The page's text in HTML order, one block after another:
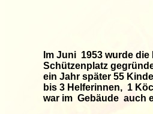
Im Juni 1953 wurde
Schützenplatz
ein Jahr später 55
bis 3 Helferinnen, 1
war im Gebäude auch